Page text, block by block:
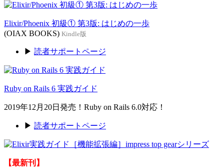
Elixir/Phoenix 初級① 第3版: はじめの一歩
(OIAX BOOKS) Kindle版
▶ 読者サポートページ
Ruby on Rails 6 実践ガイド
2019年12月20日発売！Ruby on Rails 6.0対応！
▶ 読者サポートページ
【最新刊】